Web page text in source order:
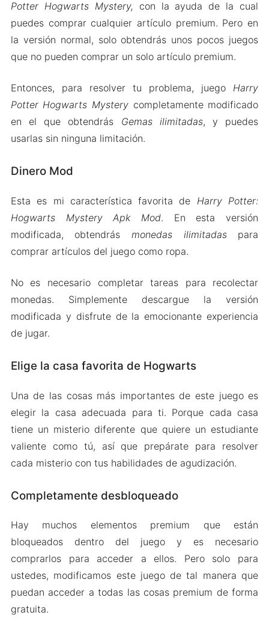
Potter Hogwarts Mystery, con la ayuda de la cual
puedes comprar cualquier artículo premium. Pero en
la versión normal, solo obtendrás unos pocos juegos
que no pueden comprar un solo artículo premium.
Entonces, para resolver tu problema, juego Harry
Potter Hogwarts Mystery completamente modificado
en el que obtendrás Gemas ilimitadas, y puedes
usarlas sin ninguna limitación.
Dinero Mod
Esta es mi característica favorita de Harry Potter:
Hogwarts Mystery Apk Mod. En esta versión
modificada, obtendrás monedas ilimitadaspara
comprar artículos del juego como ropa.
No es necesario completar tareas para recolectar
monedas. Simplemente descargue la versión
modificada y disfrute de la emocionante experiencia
de jugar.
Elige la casa favorita de Hogwarts
Una de las cosas más importantes de este juego es
elegir la casa adecuada para ti. Porque cada casa
tiene un misterio diferente que quiere un estudiante
valiente como tú, así que prepárate para resolver
cada misterio con tus habilidades de agudización.
Completamente desbloqueado
Hay muchos elementos premium que están
bloqueados dentro del juego y es necesario
comprarlos para acceder a ellos. Pero solo para
ustedes, modificamos este juego de tal manera que
puedan acceder a todas las cosas premium de forma
gratuita.